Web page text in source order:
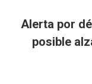
entre
Alerta por
posible